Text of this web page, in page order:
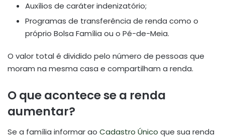
Auxílios de caráter indenizatório;
Programas de transferência de renda como o
próprio Bolsa Família ou o Pé-de-Meia.
O valor total é dividido pelo número de pessoas que
moram na mesma casa e compartilham a renda.
O que acontece se a renda
aumentar?
Se a família informar ao Cadastro Único que sua renda